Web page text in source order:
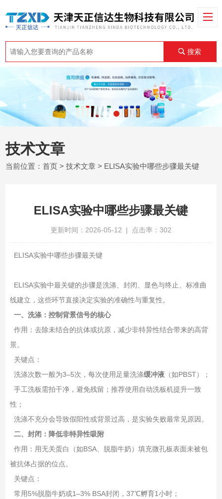
搜索
技术文章
当前位置：首页 >技术文章 > ELISA实验中哪些步骤最关键
ELISA实验中哪些步骤最关键
更新时间：2026-05-12 | 点击率：302
ELISA实验中哪些步骤最关键
ELISA实验中最关键的步骤是洗涤、封闭、显色与终止、标准曲
线建立‌，这些环节直接决定实验的准确性与重复性。
一、洗涤：控制背景信号的核心
‌作用‌：去除未结合的抗体或抗原，减少非特异性结合带来的高背
景。
‌关键点‌：
洗涤次数一般为3–5次，每次使用足量洗涤缓冲液（如PBST）；
手工洗板需拍干净，避免残留；推荐使用自动洗板机提升一致
性；
洗涤不充分会导致‌假阳性或背景过高‌，是实验失败最常见原因。
二、封闭：降低非特异性吸附
‌作用‌：用无关蛋白（如BSA、脱脂牛奶）填充微孔板表面未被包
被抗体占据的位点。
‌关键点‌：
常用5%脱脂牛奶或1–3% BSA封闭，37℃孵育1小时；